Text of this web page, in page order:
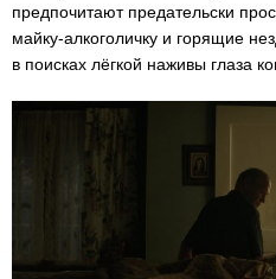
предпочитают предательски
майку-алкоголичку и горящие
в поисках лёгкой наживы глаза